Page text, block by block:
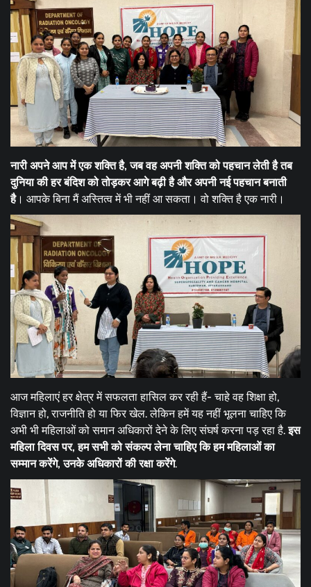
नारी अपने आप में एक शक्ति है, जब वह अपनी शक्ति को पहचान लेती है तब
दुनिया की हर बंदिश को तोड़कर आगे बढ़ी है और अपनी नई पहचान बनाती
है। आपके बिना मैं अस्तित्व में भी नहीं आ सकता। वो शक्ति है एक नारी।
आज महिलाएं हर क्षेत्र में सफलता हासिल कर रही हैं- चाहे वह शिक्षा हो,
विज्ञान हो, राजनीति हो या फिर खेल. लेकिन हमें यह नहीं भूलना चाहिए कि
अभी भी महिलाओं को समान अधिकारों देने के लिए संघर्ष करना पड़ रहा है.इस
महिला दिवस पर, हम सभी को संकल्प लेना चाहिए कि हम महिलाओं का
सम्मान करेंगे, उनके अधिकारों की रक्षा करेंगे.